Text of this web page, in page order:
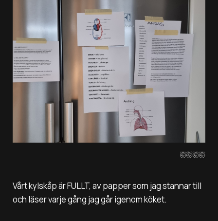
🤯🤯🤯🤯
Vårt kylskåp är FULLT, av papper som jag stannar till
och läser varje gång jag går igenom köket.